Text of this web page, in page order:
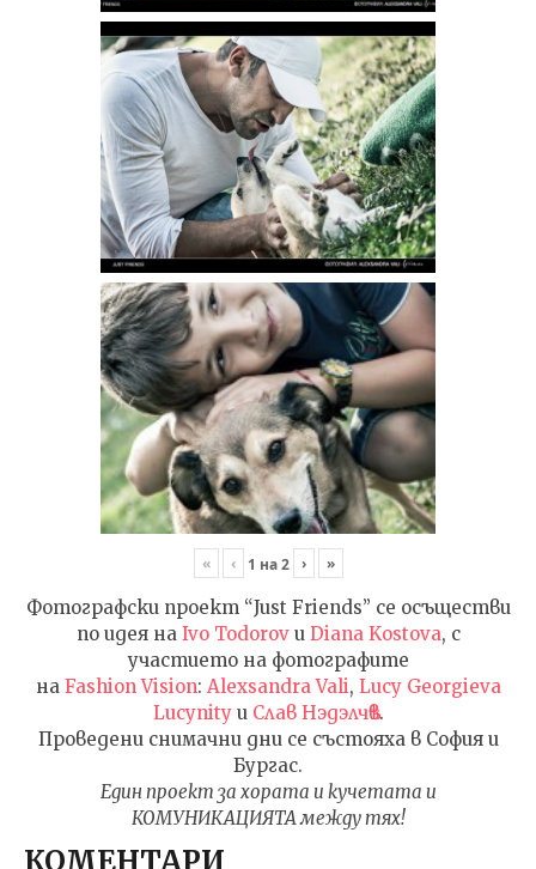
« ‹ 1 на2 › »
Фотографски проект “Just Friends” се осъществи
по идея на Ivo Todorovи Diana Kostova, с
участието на фотографите
на Fashion Vision: Alexsandra Vali, Lucy Georgieva
Lucynityи Слав Нэдэлчѣв.
Проведени снимачни дни се състояха в София и
Бургас.
Един проект за хората и кучетата и
КОМУНИКАЦИЯТА между тях!
КОМЕНТАРИ